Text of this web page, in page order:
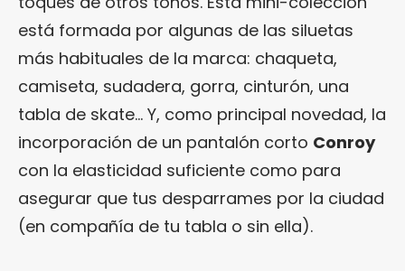
está formada por algunas de las siluetas
más habituales de la marca: chaqueta,
camiseta, sudadera, gorra, cinturón, una
tabla de skate… Y, como principal novedad, la
incorporación de un pantalón corto Conroy
con la elasticidad suficiente como para
asegurar que tus desparrames por la ciudad
(en compañía de tu tabla o sin ella).